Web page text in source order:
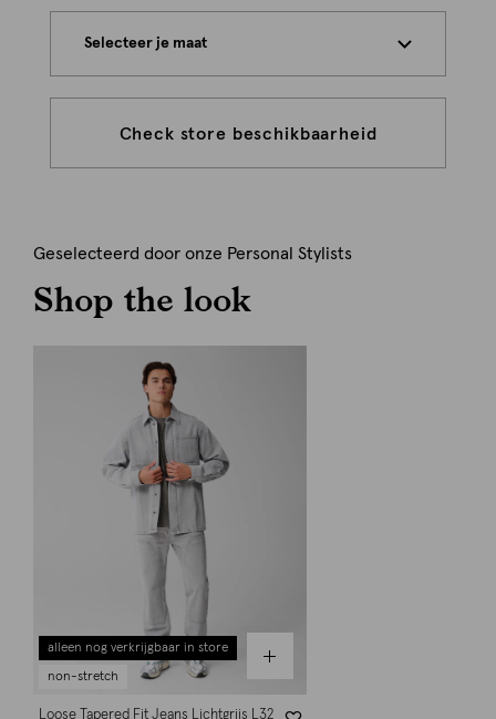
Selecteer je maat
Check store beschikbaarheid
Geselecteerd door onze Personal Stylists
Shop the look
alleen nog verkrijgbaar in store
non-stretch
Loose Tapered Fit Jeans Lichtgrijs L32